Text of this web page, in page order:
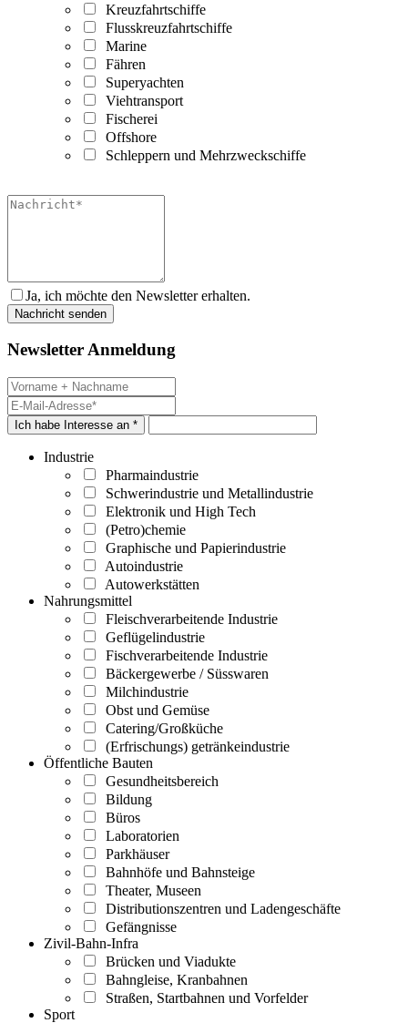
Kreuzfahrtschiffe
Flusskreuzfahrtschiffe
Marine
Fähren
Superyachten
Viehtransport
Fischerei
Offshore
Schleppern und Mehrzweckschiffe
Ja, ich möchte den Newsletter erhalten.
Newsletter Anmeldung
Ich habe Interesse an *
Industrie
Pharmaindustrie
Schwerindustrie und Metallindustrie
Elektronik und High Tech
(Petro)chemie
Graphische und Papierindustrie
Autoindustrie
Autowerkstätten
Nahrungsmittel
Fleischverarbeitende Industrie
Geflügelindustrie
Fischverarbeitende Industrie
Bäckergewerbe / Süsswaren
Milchindustrie
Obst und Gemüse
Catering/Großküche
(Erfrischungs) getränkeindustrie
Öffentliche Bauten
Gesundheitsbereich
Bildung
Büros
Laboratorien
Parkhäuser
Bahnhöfe und Bahnsteige
Theater, Museen
Distributionszentren und Ladengeschäfte
Gefängnisse
Zivil-Bahn-Infra
Brücken und Viadukte
Bahngleise, Kranbahnen
Straßen, Startbahnen und Vorfelder
Sport